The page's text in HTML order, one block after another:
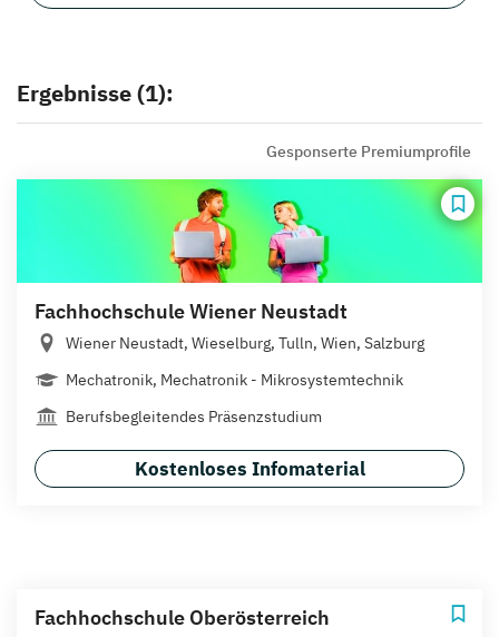
Ergebnisse (1):
Gesponserte Premiumprofile
Fachhochschule Wiener Neustadt
Wiener Neustadt, Wieselburg, Tulln, Wien, Salzburg
Mechatronik, Mechatronik - Mikrosystemtechnik
Berufsbegleitendes Präsenzstudium
Kostenloses Infomaterial
Fachhochschule Oberösterreich